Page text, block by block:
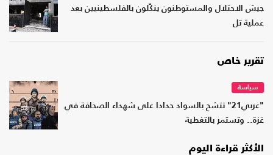
جيش الاحتلال والمستوطنون ينكّلون بالفلسطينيين بعد
عملية تل
تقرير خاص
سياسة
"عربي21" تتشح بالسواد حدادا على شهداء الصحافة في
غزة.. وتستمر بالتغطية
الأكثر قراءة اليوم